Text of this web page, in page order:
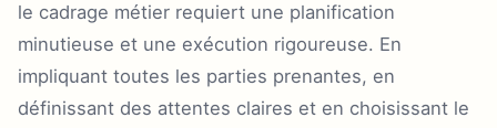
le cadrage métier requiert une planification
minutieuse et une exécution rigoureuse. En
impliquant toutes les parties prenantes, en
définissant des attentes claires et en choisissant le